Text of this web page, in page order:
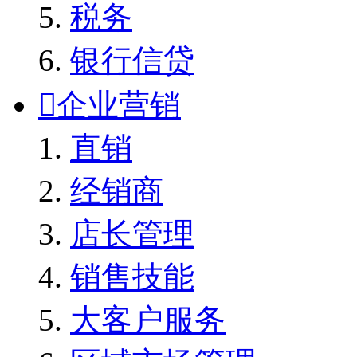
税务
银行信贷
企业营销
直销
经销商
店长管理
销售技能
大客户服务